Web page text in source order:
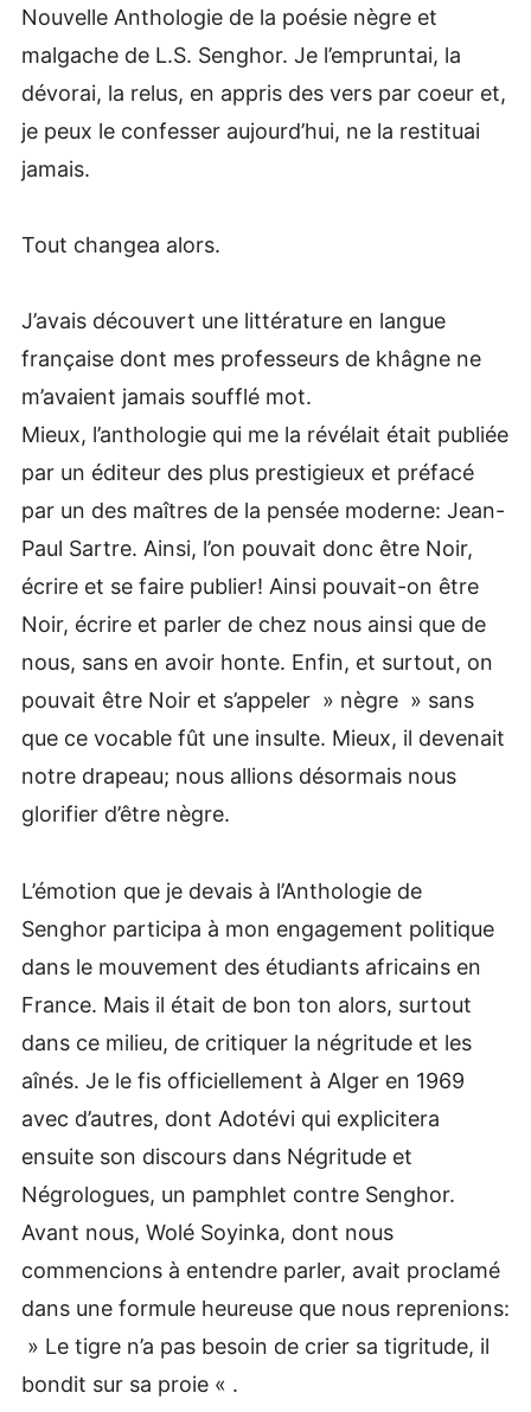
Nouvelle Anthologie de la poésie nègre et
malgache de L.S. Senghor. Je l’empruntai, la
dévorai, la relus, en appris des vers par coeur et,
je peux le confesser aujourd’hui, ne la restituai
jamais.
Tout changea alors.
J’avais découvert une littérature en langue
française dont mes professeurs de khâgne ne
m’avaient jamais soufflé mot.
Mieux, l’anthologie qui me la révélait était publiée
par un éditeur des plus prestigieux et préfacé
par un des maîtres de la pensée moderne: Jean-
Paul Sartre. Ainsi, l’on pouvait donc être Noir,
écrire et se faire publier! Ainsi pouvait-on être
Noir, écrire et parler de chez nous ainsi que de
nous, sans en avoir honte. Enfin, et surtout, on
pouvait être Noir et s’appeler » nègre » sans
que ce vocable fût une insulte. Mieux, il devenait
notre drapeau; nous allions désormais nous
glorifier d’être nègre.
L’émotion que je devais à l’Anthologie de
Senghor participa à mon engagement politique
dans le mouvement des étudiants africains en
France. Mais il était de bon ton alors, surtout
dans ce milieu, de critiquer la négritude et les
aînés. Je le fis officiellement à Alger en 1969
avec d’autres, dont Adotévi qui explicitera
ensuite son discours dans Négritude et
Négrologues, un pamphlet contre Senghor.
Avant nous, Wolé Soyinka, dont nous
commencions à entendre parler, avait proclamé
dans une formule heureuse que nous reprenions:
» Le tigre n’a pas besoin de crier sa tigritude, il
bondit sur sa proie « .